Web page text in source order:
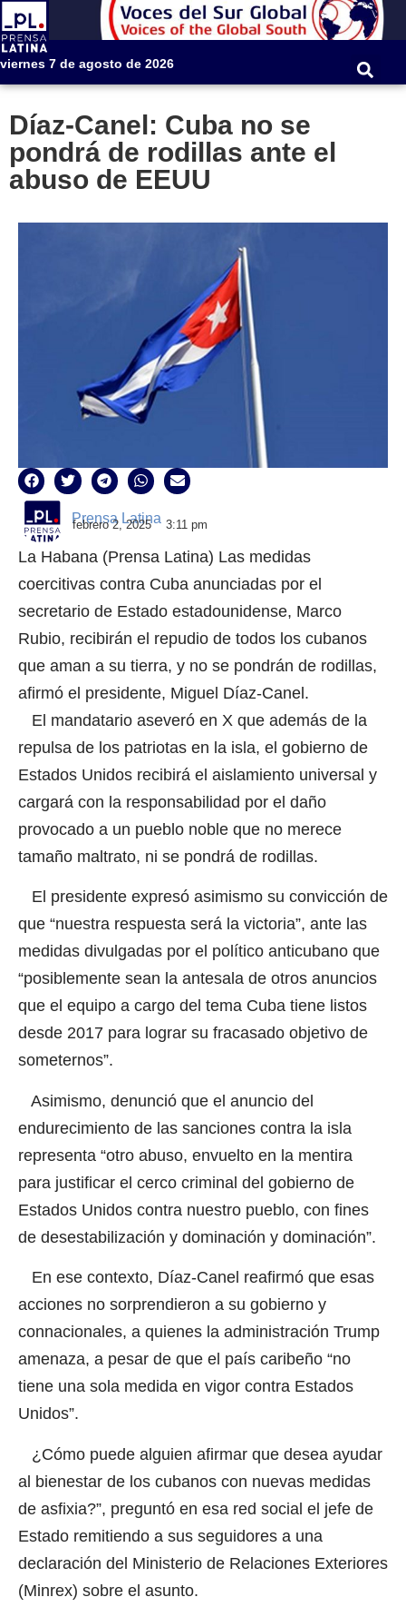
viernes 7 de agosto de 2026
Díaz-Canel: Cuba no se
pondrá de rodillas ante el
abuso de EEUU
Prensa Latina
febrero 2, 2025 3:11 pm
La Habana (Prensa Latina) Las medidas
coercitivas contra Cuba anunciadas por el
secretario de Estado estadounidense, Marco
Rubio, recibirán el repudio de todos los cubanos
que aman a su tierra, y no se pondrán de rodillas,
afirmó el presidente, Miguel Díaz-Canel.
El mandatario aseveró en X que además de la
repulsa de los patriotas en la isla, el gobierno de
Estados Unidos recibirá el aislamiento universal y
cargará con la responsabilidad por el daño
provocado a un pueblo noble que no merece
tamaño maltrato, ni se pondrá de rodillas.
El presidente expresó asimismo su convicción de
que “nuestra respuesta será la victoria”, ante las
medidas divulgadas por el político anticubano que
“posiblemente sean la antesala de otros anuncios
que el equipo a cargo del tema Cuba tiene listos
desde 2017 para lograr su fracasado objetivo de
someternos”.
Asimismo, denunció que el anuncio del
endurecimiento de las sanciones contra la isla
representa “otro abuso, envuelto en la mentira
para justificar el cerco criminal del gobierno de
Estados Unidos contra nuestro pueblo, con fines
de desestabilización y dominación y dominación”.
En ese contexto, Díaz-Canel reafirmó que esas
acciones no sorprendieron a su gobierno y
connacionales, a quienes la administración Trump
amenaza, a pesar de que el país caribeño “no
tiene una sola medida en vigor contra Estados
Unidos”.
¿Cómo puede alguien afirmar que desea ayudar
al bienestar de los cubanos con nuevas medidas
de asfixia?”, preguntó en esa red social el jefe de
Estado remitiendo a sus seguidores a una
declaración del Ministerio de Relaciones Exteriores
(Minrex) sobre el asunto.